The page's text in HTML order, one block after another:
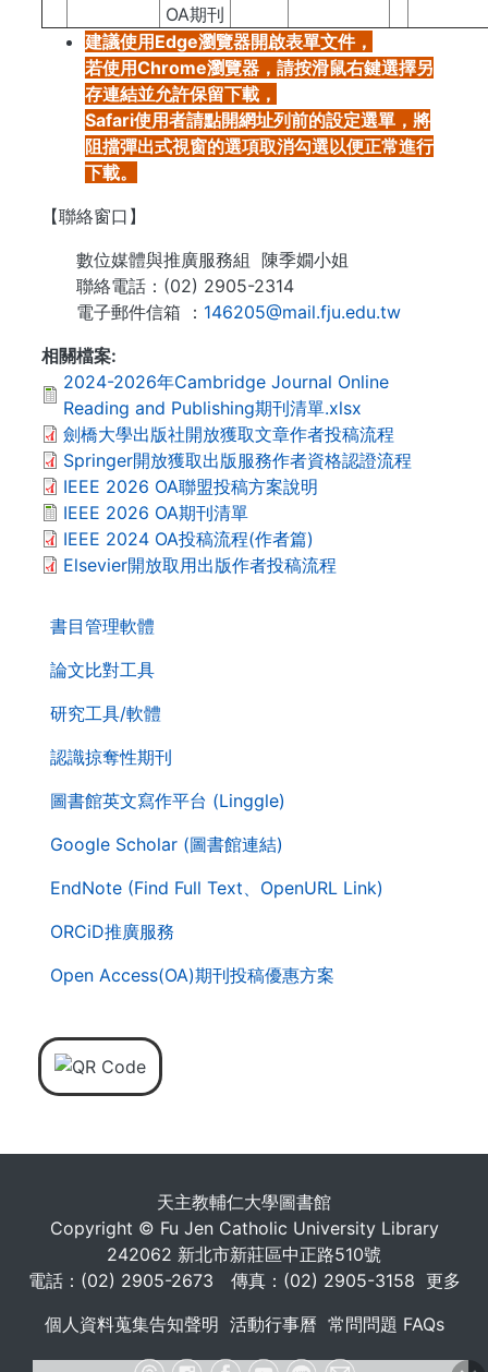
第
二
層
覽
列
書目管理軟體
論文比對工具
研究工具/軟體
認識掠奪性期刊
圖書館英文寫作平台 (Linggle)
Google Scholar (圖書館連結)
EndNote (Find Full Text、OpenURL Link)
ORCiD推廣服務
Open Access(OA)期刊投稿優惠方案
OA期刊
建議使用Edge瀏覽器開啟表單文件，
若使用Chrome瀏覽器，請按滑鼠右鍵選擇另
存連結並允許保留下載，
Safari使用者請點開網址列前的設定選單，將
阻擋彈出式視窗的選項取消勾選以便正常進行
下載。
【聯絡窗口】
數位媒體與推廣服務組 陳季嫺小姐
聯絡電話：(02) 2905-2314
電子郵件信箱 ： 146205@mail.fju.edu.tw
相關檔案
2024-2026年Cambridge Journal Online
Reading and Publishing期刊清單.xlsx
劍橋大學出版社開放獲取文章作者投稿流程
Springer開放獲取出版服務作者資格認證流程
IEEE 2026 OA聯盟投稿方案說明
IEEE 2026 OA期刊清單
IEEE 2024 OA投稿流程(作者篇)
Elsevier開放取用出版作者投稿流程
天主教輔仁大學圖書館
Copyright © Fu Jen Catholic University Library
242062 新北市新莊區中正路510號
電話：(02) 2905-2673 傳真：(02) 2905-3158 更多
個人資料蒐集告知聲明 活動行事曆 常問問題 FAQs